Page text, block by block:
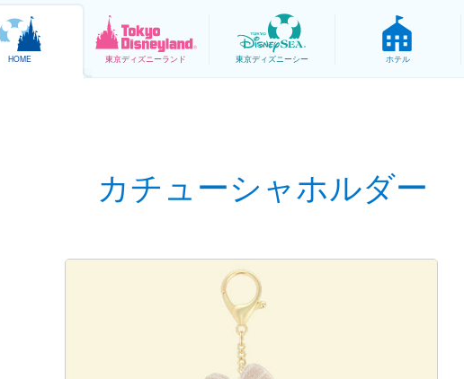
HOME 東京ディズニーランド 東京ディズニーシー ホテル
カチューシャホルダー